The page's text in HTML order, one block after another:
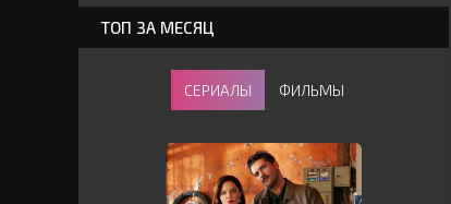
ТОП ЗА МЕСЯЦ
СЕРИАЛЫ ФИЛЬМЫ